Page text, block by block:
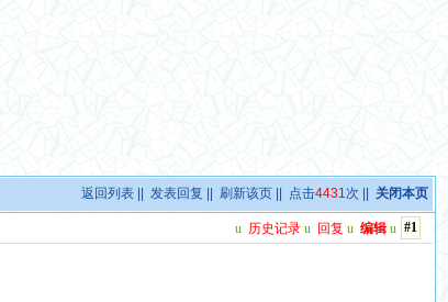
返回列表 ||发表回复 ||刷新该页 || 点击4431次 || 关闭本页
#1
u 历史记录 u 回复 u 编辑 u